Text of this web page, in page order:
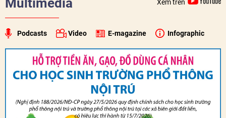
Multimedia Xem trên
Podcasts Video E-magazine Infographic